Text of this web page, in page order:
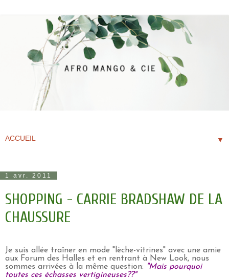
▼
1 avr. 2011
SHOPPING - CARRIE BRADSHAW DE LA
CHAUSSURE
Je suis allée traîner en mode "lèche-vitrines" avec une amie
aux Forum des Halles et en rentrant à New Look, nous
sommes arrivées à la même question: "Mais pourquoi
toutes ces échasses vertigineuses??"